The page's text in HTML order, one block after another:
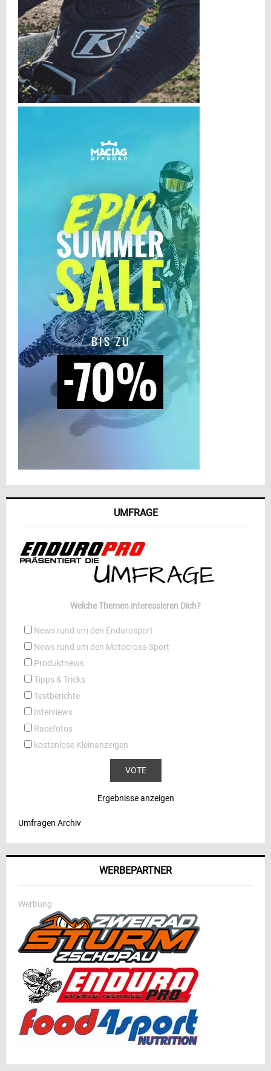
UMFRAGE
Welche Themen interessieren Dich?
News rund um den Endurosport
News rund um den Motocross-Sport
Produktnews
Tipps & Tricks
Testberichte
Interviews
Racefotos
kostenlose Kleinanzeigen
Ergebnisse anzeigen
Umfragen Archiv
WERBEPARTNER
Werbung